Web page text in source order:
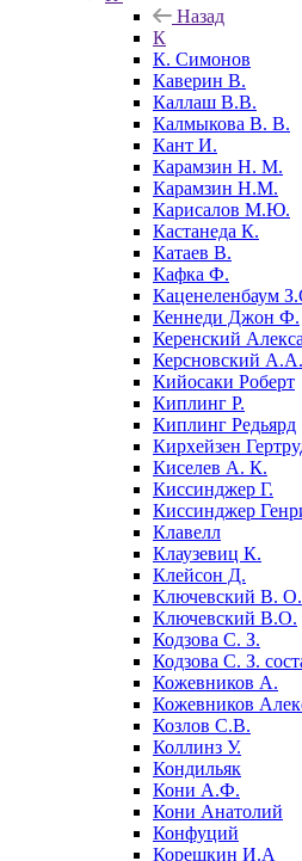
Назад
К
К. Симонов
Каверин В.
Каллаш В.В.
Калмыкова В. В.
Кант И.
Карамзин Н. М.
Карамзин Н.М.
Карисалов М.Ю.
Кастанеда К.
Катаев В.
Кафка Ф.
Каценеленбаум
Кеннеди Джон Ф.
Керенский
Керсновский А.А.
Кийосаки Роберт
Киплинг Р.
Киплинг Редьярд
Кирхейзен
Киселев А. К.
Киссинджер Г.
Киссинджер
Клавелл
Клаузевиц К.
Клейсон Д.
Ключевский В. О.
Ключевский В.О.
Кодзова С. З.
Кодзова С. З.
Кожевников А.
Кожевников
Козлов С.В.
Коллинз У.
Кондильяк
Кони А.Ф.
Кони Анатолий
Конфуций
Корешкин И.А